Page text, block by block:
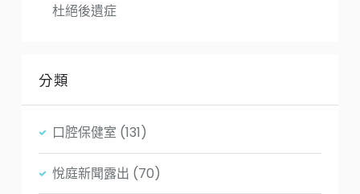
杜絕後遺症
分類
口腔保健室 (131)
悅庭新聞露出 (70)